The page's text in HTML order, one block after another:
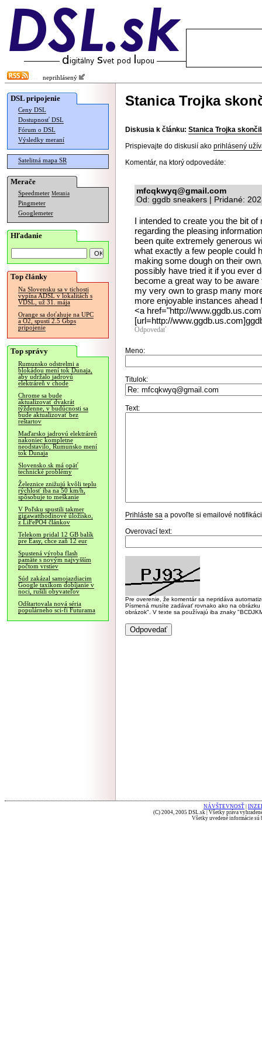
neprihlásený
DSL pripojenie
Ceny DSL
Dostupnosť DSL
Fórum o DSL
Výsledky meraní
Satelitná mapa SR
Merače
Speedmeter Merania
Pingmeter
Googlemeter
Hľadanie
Top články
Na Slovensku sa v tichosti
vypína ADSL v lokalitách s
VDSL, už 31. mája
Orange sa doťahuje na UPC
a O2, spustí 2.5 Gbps
pripojenie
Top správy
Rumunsko odstrelmi a
blokádou mení tok Dunaja,
aby udržalo jadrovú
elektráreň v chode
Chrome sa bude
aktualizovať dvakrát
týždenne, v budúcnosti sa
bude aktualizovať bez
reštartov
Maďarsko jadrovú elektráreň
nakoniec kompletne
neodstavilo, Rumunsko mení
tok Dunaja
Slovensko.sk má opäť
technické problémy
Železnice znižujú kvôli teplu
rýchlosť iba na 50 km/h,
spôsobuje to meškanie
V Poľsku spustili takmer
gigawatthodinové úložisko,
z LiFePO4 článkov
Telekom pridal 12 GB balík
pre Easy, chce zaň 12 eur
Spustená výroba flash
pamäte s novým najvyšším
počtom vrstiev
Súd zakázal samojazdiacim
Google taxíkom dobíjanie v
noci, rušili obyvateľov
Odštartovala nová séria
populárneho sci-fi Futurama
Stanica Trojka
Diskusia k článku: Stanica Trojka
Prispievajte do diskusií ako prihlásený
Komentár, na ktorý odpovedáte:
mfcqkwyq@gmail.com
Od: ggdb sneakers | Pridané:
I intended to create you the bit
regarding the pleasing
been quite extremely generous
what exactly a few people could
making some dough on their
possibly have tried it if you ever
become a great way to be
my very own to grasp many
more enjoyable instances
<a href="http://
[url=http://
Odpovedať
Meno:
Titulok:
Text:
Prihláste sa a povoľte si emailové
Overovací text:
Pre overenie, že komentár sa nepridáva
Písmená musíte zadávať rovnako ako na
obrázok". V texte sa používajú iba znaky
NÁVŠTEVNOSŤ
(C) 2004, 2005 DSL.sk | Všetky práva
Všetky uvedené informácie sú